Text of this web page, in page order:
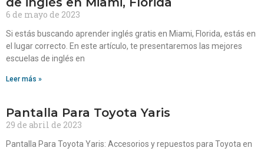
6 de mayo de 2023
Si estás buscando aprender inglés gratis en Miami, Florida, estás en
el lugar correcto. En este artículo, te presentaremos las mejores
escuelas de inglés en
Leer más »
Pantalla Para Toyota Yaris
29 de abril de 2023
Pantalla Para Toyota Yaris: Accesorios y repuestos para Toyota en